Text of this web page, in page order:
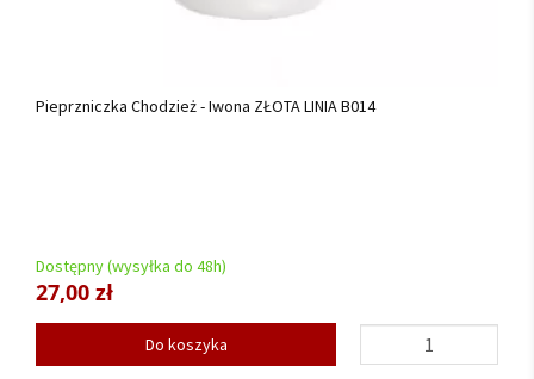
Pieprzniczka Chodzież - Iwona ZŁOTA LINIA B014
Dostępny (wysyłka do 48h)
27,00 zł
Do koszyka